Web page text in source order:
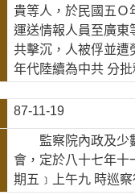
貴等人，於民國五Ｏ
運送情報人員至廣東
共擊沉，人被俘並遭
年代陸續為中共 分
87-11-19
監察院內政及少
會，定於八十七年十
期五﹞上午九 時巡察